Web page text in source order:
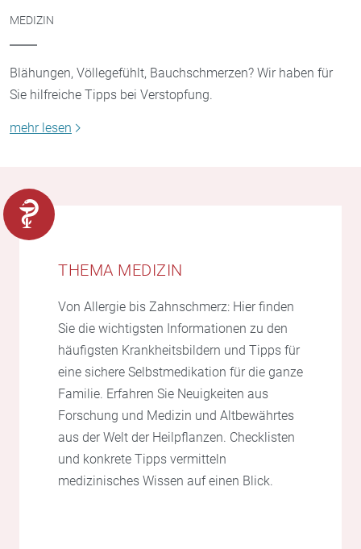
MEDIZIN
Blähungen, Völlegefühlt, Bauchschmerzen? Wir haben für
Sie hilfreiche Tipps bei Verstopfung.
mehr lesen
THEMA MEDIZIN
Von Allergie bis Zahnschmerz: Hier finden
Sie die wichtigsten Informationen zu den
häufigsten Krankheitsbildern und Tipps für
eine sichere Selbstmedikation für die ganze
Familie. Erfahren Sie Neuigkeiten aus
Forschung und Medizin und Altbewährtes
aus der Welt der Heilpflanzen. Checklisten
und konkrete Tipps vermitteln
medizinisches Wissen auf einen Blick.